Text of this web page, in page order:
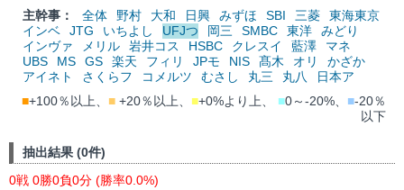
主幹事：
全体 野村 大和 日興 みずほ SBI 三菱
東海東京
インベ
JTG いちよし UFJつ 岡三 SMBC 東洋
みどり
インヴァ
メリル 岩井コス HSBC クレスイ 藍澤
マネ
UBS
MS GS 楽天 フィリ JPモ NIS 髙木 オリ
かざか
アイネト
さくらフ コメルツ むさし 丸三 丸八
日本ア
■+100％以上、 ■ +20％以上、 ■+0%より上、 ■0～-20%、 ■-20％
以下
抽出結果 (0件)
0戦 0勝0負0分 (勝率0.0%)